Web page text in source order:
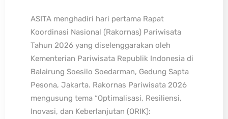
ASITA menghadiri hari pertama Rapat
Koordinasi Nasional (Rakornas) Pariwisata
Tahun 2026 yang diselenggarakan oleh
Kementerian Pariwisata Republik Indonesia di
Balairung Soesilo Soedarman, Gedung Sapta
Pesona, Jakarta. Rakornas Pariwisata 2026
mengusung tema “Optimalisasi, Resiliensi,
Inovasi, dan Keberlanjutan (ORIK):